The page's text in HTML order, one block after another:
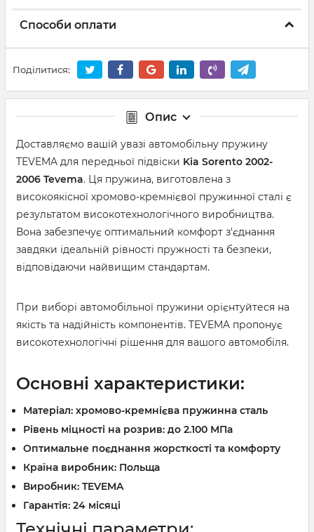
Способи оплати
Поділитися:
Опис
Доставляємо вашій увазі автомобільну пружину
TEVEMA для передньої підвіски Kia Sorento 2002-
2006 Tevema. Ця пружина, виготовлена ​​з
високоякісної хромово-кремнієвої пружинної сталі є
результатом високотехнологічного виробництва.
Вона забезпечує оптимальний комфорт з'єднання
завдяки ідеальній рівності пружності та безпеки,
відповідаючи найвищим стандартам.
При виборі автомобільної пружини орієнтуйтеся на
якість та надійність компонентів. TEVEMA пропонує
високотехнологічні рішення для вашого автомобіля.
Основні характеристики:
Матеріал: хромово-кремнієва пружинна сталь
Рівень міцності на розрив: до 2.100 МПа
Оптимальне поєднання жорсткості та комфорту
Країна виробник: Польща
Виробник: TEVEMA
Гарантія: 24 місяці